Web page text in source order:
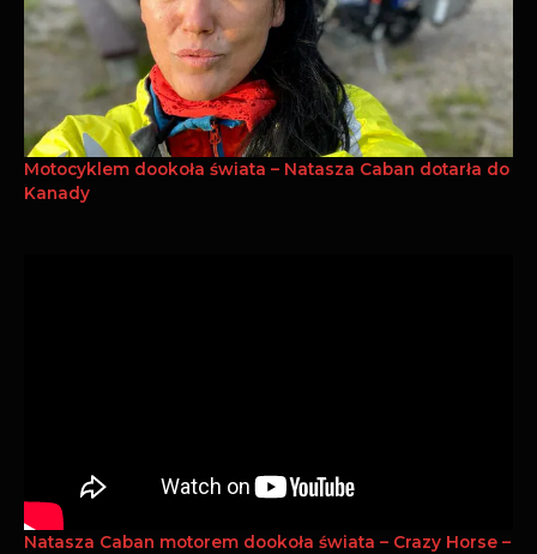
Motocyklem dookoła świata – Natasza Caban dotarła do
Kanady
Natasza Caban motorem dookoła świata – Crazy Horse –